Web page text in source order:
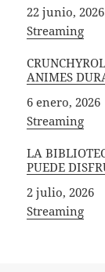
Fecha
22 junio, 2026
In relation to
Streaming
ANIMES
Fecha
6 enero, 2026
In relation to
Streaming
LA
PUEDE
Fecha
2 julio, 2026
In relation to
Streaming